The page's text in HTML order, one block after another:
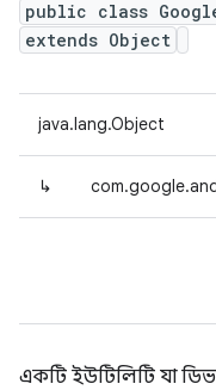
public class
extends Object
java.lang.Object
↳
একটি ইউটিলিটি যা